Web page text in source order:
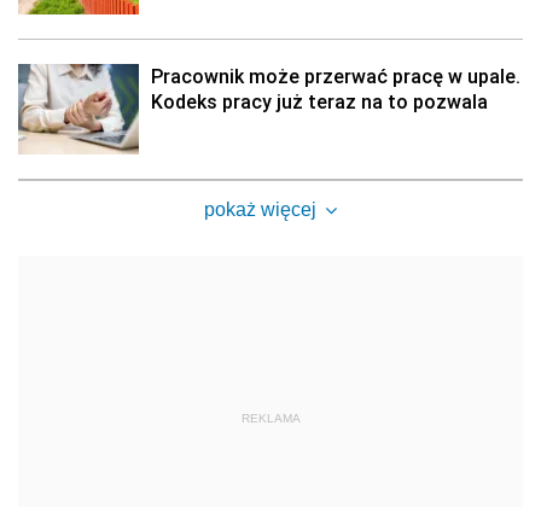
Pracownik może przerwać pracę w upale.
Kodeks pracy już teraz na to pozwala
pokaż więcej
REKLAMA